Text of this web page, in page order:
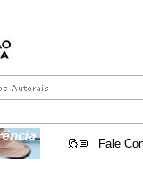
Fale